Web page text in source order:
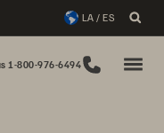
LA / ES
1-800-976-6494